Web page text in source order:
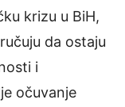
krizu u BiH,
da ostaju
i
očuvanje